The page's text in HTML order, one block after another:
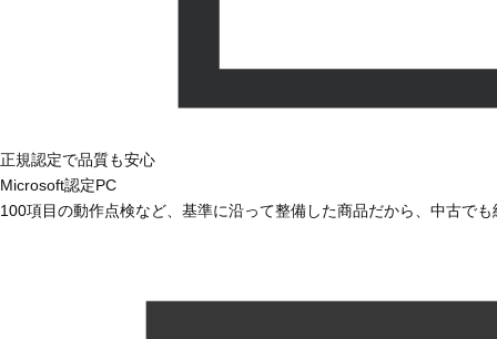
正規認定で品質も安心
Microsoft認定PC
100項目の動作点検など、基準に沿って整備した商品だから、中古で